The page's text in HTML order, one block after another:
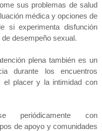
sus problemas de salud
médica y opciones de
si experimenta disfunción
desempeño sexual.
plena también es un
durante los encuentros
el placer y la intimidad con
periódicamente con
de apoyo y comunidades